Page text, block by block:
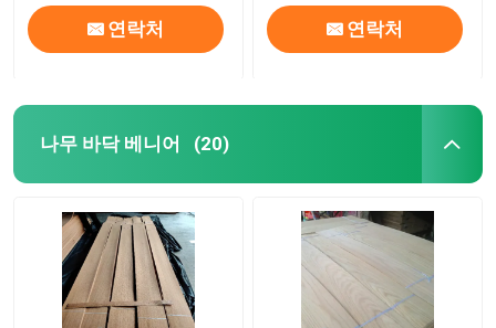
연락처 연락처
나무 바닥 베니어 (20)